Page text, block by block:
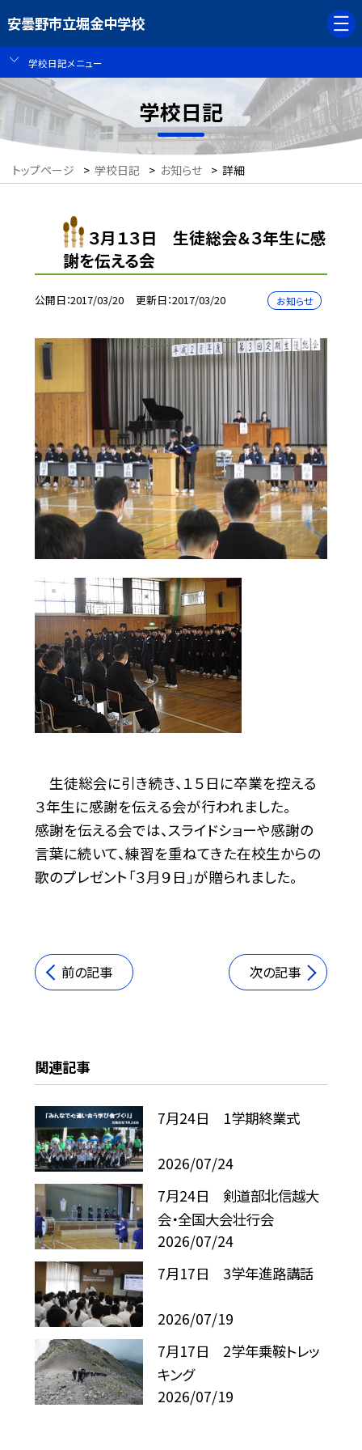
安曇野市立堀金中学校
学校日記メニュー
学校日記
トップページ > 学校日記 > お知らせ > 詳細
３月１３日 生徒総会＆３年生に感
謝を伝える会
公開日 2017/03/20 更新日 2017/03/20 お知らせ
生徒総会に引き続き、１５日に卒業を控える
３年生に感謝を伝える会が行われました。
感謝を伝える会では、スライドショーや感謝の
言葉に続いて、練習を重ねてきた在校生からの
歌のプレゼント「３月９日」が贈られました。
前の記事 次の記事
関連記事
7月24日 1学期終業式
2026/07/24
7月24日 剣道部北信越大
会・全国大会壮行会
2026/07/24
7月17日 3学年進路講話
2026/07/19
7月17日 2学年乗鞍トレッ
キング
2026/07/19